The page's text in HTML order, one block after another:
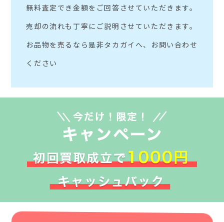
無料査定でき金額をご回答させていただきます。
売却の流れも丁寧にご説明させていただきます。
お品物を売るなら是非タカガイへ、お問い合わせ
ください